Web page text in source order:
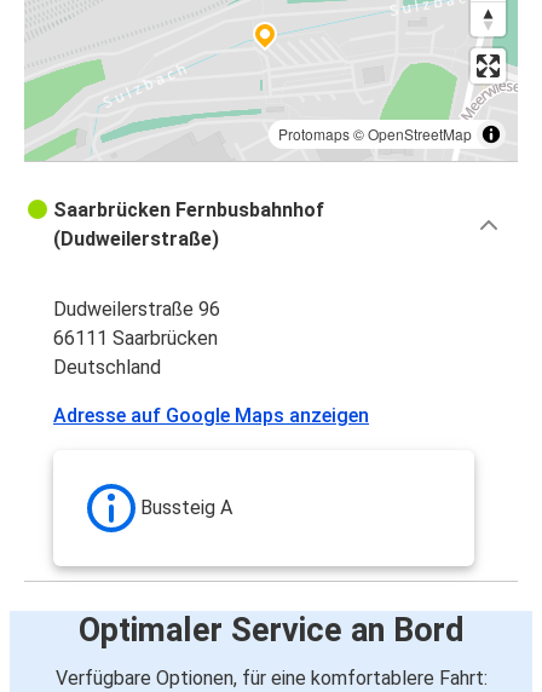
Protomaps©OpenStreetMap
Saarbrücken Fernbusbahnhof
(Dudweilerstraße)
Dudweilerstraße 96
66111 Saarbrücken
Deutschland
Adresse auf Google Maps anzeigen
Bussteig A
Optimaler Service an Bord
Verfügbare Optionen, für eine komfortablere Fahrt: